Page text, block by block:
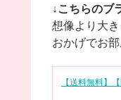
↓こちらのブ
想像より大
おかげでお
【送料無料】